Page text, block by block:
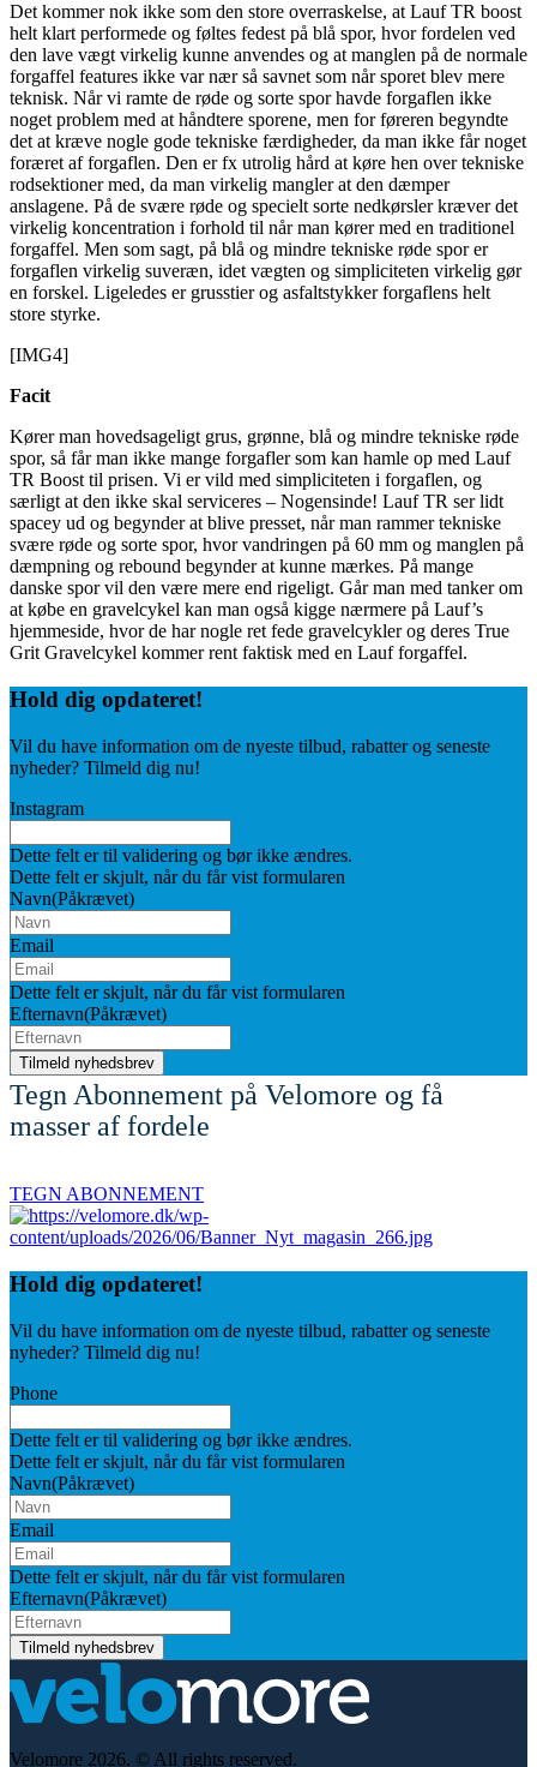
Det kommer nok ikke som den store overraskelse, at Lauf TR boost
helt klart performede og føltes fedest på blå spor, hvor fordelen ved
den lave vægt virkelig kunne anvendes og at manglen på de normale
forgaffel features ikke var nær så savnet som når sporet blev mere
teknisk. Når vi ramte de røde og sorte spor havde forgaflen ikke
noget problem med at håndtere sporene, men for føreren begyndte
det at kræve nogle gode tekniske færdigheder, da man ikke får noget
foræret af forgaflen. Den er fx utrolig hård at køre hen over tekniske
rodsektioner med, da man virkelig mangler at den dæmper
anslagene. På de svære røde og specielt sorte nedkørsler kræver det
virkelig koncentration i forhold til når man kører med en traditionel
forgaffel. Men som sagt, på blå og mindre tekniske røde spor er
forgaflen virkelig suveræn, idet vægten og simpliciteten virkelig gør
en forskel. Ligeledes er grusstier og asfaltstykker forgaflens helt
store styrke.
[IMG4]
Facit
Kører man hovedsageligt grus, grønne, blå og mindre tekniske røde
spor, så får man ikke mange forgafler som kan hamle op med Lauf
TR Boost til prisen. Vi er vild med simpliciteten i forgaflen, og
særligt at den ikke skal serviceres – Nogensinde! Lauf TR ser lidt
spacey ud og begynder at blive presset, når man rammer tekniske
svære røde og sorte spor, hvor vandringen på 60 mm og manglen på
dæmpning og rebound begynder at kunne mærkes. På mange
danske spor vil den være mere end rigeligt. Går man med tanker om
at købe en gravelcykel kan man også kigge nærmere på Lauf’s
hjemmeside, hvor de har nogle ret fede gravelcykler og deres True
Grit Gravelcykel kommer rent faktisk med en Lauf forgaffel.
Hold dig opdateret!
Vil du have information om de nyeste tilbud, rabatter og seneste
nyheder? Tilmeld dig nu!
Instagram
Dette felt er til validering og bør ikke ændres.
Dette felt er skjult, når du får vist formularen
Navn(Påkrævet)
Email
Dette felt er skjult, når du får vist formularen
Efternavn(Påkrævet)
Tegn Abonnement på Velomore og få
masser af fordele
TEGN ABONNEMENT
Hold dig opdateret!
Vil du have information om de nyeste tilbud, rabatter og seneste
nyheder? Tilmeld dig nu!
Phone
Dette felt er til validering og bør ikke ændres.
Dette felt er skjult, når du får vist formularen
Navn(Påkrævet)
Email
Dette felt er skjult, når du får vist formularen
Efternavn(Påkrævet)
Velomore 2026. © All rights reserved.